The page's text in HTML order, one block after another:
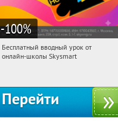
-100%
18:35:23
Получи первым!
Бесплатный вводный урок от
онлайн-школы Skysmart
Перейти